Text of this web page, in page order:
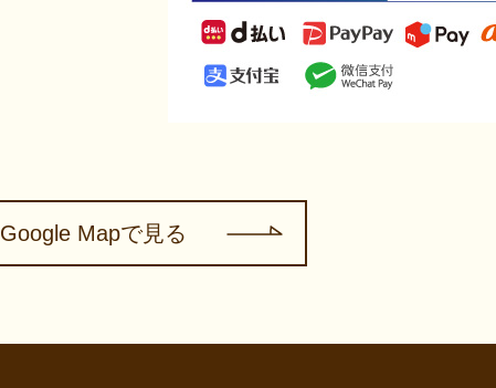
Google Mapで見る